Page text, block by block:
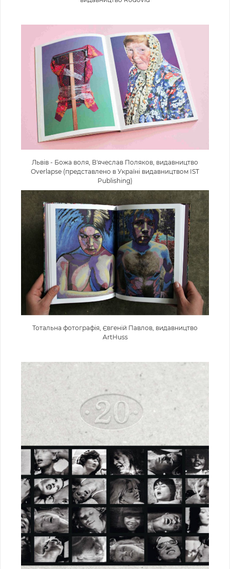
Львів - Божа воля, В'ячеслав Поляков, видавництво
Overlapse (представлено в Україні видавництвом IST
Publishing)
Тотальна фотографія, Євгеній Павлов, видавництво
ArtHuss